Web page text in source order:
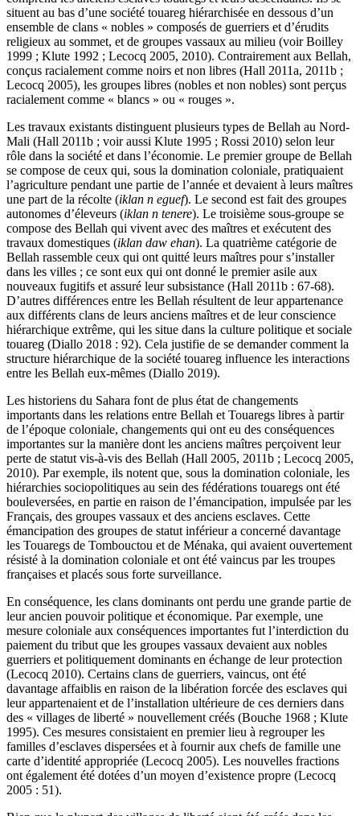
situent au bas d’une société touareg hiérarchisée en dessous d’un
ensemble de clans « nobles » composés de guerriers et d’érudits
religieux au sommet, et de groupes vassaux au milieu (voir Boilley
1999 ; Klute 1992 ; Lecocq 2005, 2010). Contrairement aux Bellah,
conçus racialement comme noirs et non libres (Hall 2011a, 2011b ;
Lecocq 2005), les groupes libres (nobles et non nobles) sont perçus
racialement comme « blancs » ou « rouges ».
Les travaux existants distinguent plusieurs types de Bellah au Nord-
Mali (Hall 2011b ; voir aussi Klute 1995 ; Rossi 2010) selon leur
rôle dans la société et dans l’économie. Le premier groupe de Bellah
se compose de ceux qui, sous la domination coloniale, pratiquaient
l’agriculture pendant une partie de l’année et devaient à leurs maîtres
une part de la récolte (iklan n eguef). Le second est fait des groupes
autonomes d’éleveurs (iklan n tenere). Le troisième sous-groupe se
compose des Bellah qui vivent avec des maîtres et exécutent des
travaux domestiques (iklan daw ehan). La quatrième catégorie de
Bellah rassemble ceux qui ont quitté leurs maîtres pour s’installer
dans les villes ; ce sont eux qui ont donné le premier asile aux
nouveaux fugitifs et assuré leur subsistance (Hall 2011b : 67-68).
D’autres différences entre les Bellah résultent de leur appartenance
aux différents clans de leurs anciens maîtres et de leur conscience
hiérarchique extrême, qui les situe dans la culture politique et sociale
touareg (Diallo 2018 : 92). Cela justifie de se demander comment la
structure hiérarchique de la société touareg influence les interactions
entre les Bellah eux-mêmes (Diallo 2019).
Les historiens du Sahara font de plus état de changements
importants dans les relations entre Bellah et Touaregs libres à partir
de l’époque coloniale, changements qui ont eu des conséquences
importantes sur la manière dont les anciens maîtres perçoivent leur
perte de statut vis-à-vis des Bellah (Hall 2005, 2011b ; Lecocq 2005,
2010). Par exemple, ils notent que, sous la domination coloniale, les
hiérarchies sociopolitiques au sein des fédérations touaregs ont été
bouleversées, en partie en raison de l’émancipation, impulsée par les
Français, des groupes vassaux et des anciens esclaves. Cette
émancipation des groupes de statut inférieur a concerné davantage
les Touaregs de Tombouctou et de Ménaka, qui avaient ouvertement
résisté à la domination coloniale et ont été vaincus par les troupes
françaises et placés sous forte surveillance.
En conséquence, les clans dominants ont perdu une grande partie de
leur ancien pouvoir politique et économique. Par exemple, une
mesure coloniale aux conséquences importantes fut l’interdiction du
paiement du tribut que les groupes vassaux devaient aux nobles
guerriers et politiquement dominants en échange de leur protection
(Lecocq 2010). Certains clans de guerriers, vaincus, ont été
davantage affaiblis en raison de la libération forcée des esclaves qui
leur appartenaient et de l’installation ultérieure de ces derniers dans
des « villages de liberté » nouvellement créés (Bouche 1968 ; Klute
1995). Ces mesures consistaient en premier lieu à regrouper les
familles d’esclaves dispersées et à fournir aux chefs de famille une
carte d’identité appropriée (Lecocq 2005). Les nouvelles fractions
ont également été dotées d’un moyen d’existence propre (Lecocq
2005 : 51).